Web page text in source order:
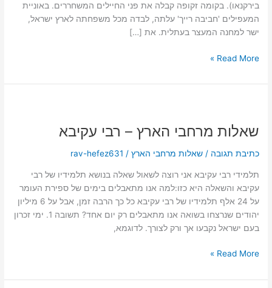
בירקנאו). בקומה זקופה קבלה את פני החיילים המשחררים. באוניית
המעפילים 'חביבה רייך' עלתה, לבדה מכל משפחתה לארץ ישראל,
ישר למחנה המעצר בעתלית. את […]
Read More »
שאלות מרחבי הארץ – רבי עקיבא
כתיבת תגובה /שאלות מרחבי הארץ /
rav-hefez631
תלמידי רבי עקיבא אני רוצה לשאול שאלה בנושא תלמידיו של רבי
עקיבא והשאלה היא כזו:למה אנו מתאבלים בימים של ספירת העומר
על 24 אלף תלמידיו של רבי עקיבא כל כך הרבה זמן, אבל על 6 מיליון
יהודים שנרצחו בשואה אנו מתאבלים רק יום אחד? תשובה 1. ימי זכרון
בעם ישראל נקבעו אך ורק לצורך. לדוגמא,
הארץ
רבי
עקיבא
Read More »